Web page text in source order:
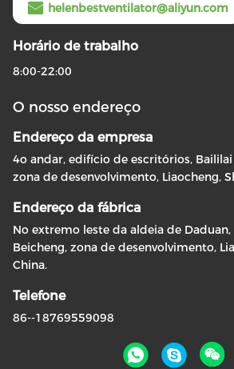
helenbestventilator@aliyun.com
Horário de trabalho
8:00-22:00
O nosso endereço
Endereço da empresa
4o andar, edifício de escritórios,
zona de desenvolvimento, Liaocheng,
Endereço da fábrica
No extremo leste da aldeia de
Beicheng, zona de desenvolvimento,
China.
Telefone
86--18769559098